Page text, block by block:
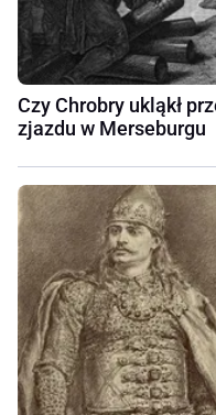
Czy Chrobry ukląkł
zjazdu w Merseburgu